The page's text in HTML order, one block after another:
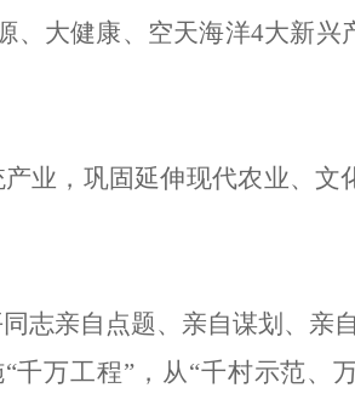
、 大健康、空天海洋4大新兴
业，巩固延伸现代农业、文
志亲自点题、亲自谋划、亲
“千万工程” ，从“千村示范、